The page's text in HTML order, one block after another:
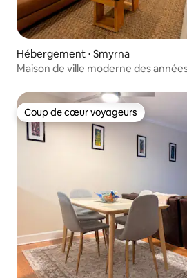
Hébergement ⋅ Smyrna
Maison de ville moderne des
Coup de cœur voyageurs
Coup de cœur voyageurs